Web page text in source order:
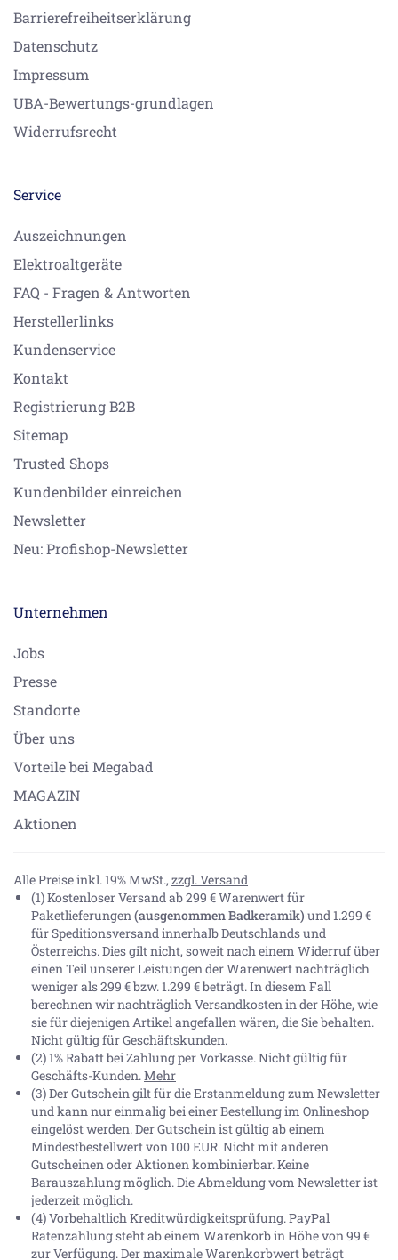
Barrierefreiheitserklärung
Datenschutz
Impressum
UBA-Bewertungs-grundlagen
Widerrufsrecht
Service
Auszeichnungen
Elektroaltgeräte
FAQ - Fragen & Antworten
Herstellerlinks
Kundenservice
Kontakt
Registrierung B2B
Sitemap
Trusted Shops
Kundenbilder einreichen
Newsletter
Neu: Profishop-Newsletter
Unternehmen
Jobs
Presse
Standorte
Über uns
Vorteile bei Megabad
MAGAZIN
Aktionen
Alle Preise inkl. 19% MwSt., zzgl. Versand
(1) Kostenloser Versand ab 299 € Warenwert für
Paketlieferungen(ausgenommen Badkeramik) und 1.299 €
für Speditionsversand innerhalb Deutschlands und
Österreichs. Dies gilt nicht, soweit nach einem Widerruf über
einen Teil unserer Leistungen der Warenwert nachträglich
weniger als 299 € bzw. 1.299 € beträgt. In diesem Fall
berechnen wir nachträglich Versandkosten in der Höhe, wie
sie für diejenigen Artikel angefallen wären, die Sie behalten.
Nicht gültig für Geschäftskunden.
(2) 1% Rabatt bei Zahlung per Vorkasse. Nicht gültig für
Geschäfts-Kunden.Mehr
(3) Der Gutschein gilt für die Erstanmeldung zum Newsletter
und kann nur einmalig bei einer Bestellung im Onlineshop
eingelöst werden. Der Gutschein ist gültig ab einem
Mindestbestellwert von 100 EUR. Nicht mit anderen
Gutscheinen oder Aktionen kombinierbar. Keine
Barauszahlung möglich. Die Abmeldung vom Newsletter ist
jederzeit möglich.
(4) Vorbehaltlich Kreditwürdigkeitsprüfung. PayPal
Ratenzahlung steht ab einem Warenkorb in Höhe von99 €
zur Verfügung. Der maximale Warenkorbwert beträgt